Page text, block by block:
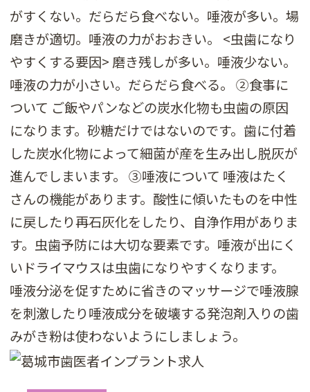
がすくない。だらだら食べない。唾液が多い。場
磨きが適切。唾液の力がおおきい。 <虫歯になり
やすくする要因> 磨き残しが多い。唾液少ない。
唾液の力が小さい。だらだら食べる。 ②食事に
ついて ご飯やパンなどの炭水化物も虫歯の原因
になります。砂糖だけではないのです。歯に付着
した炭水化物によって細菌が産を生み出し脱灰が
進んでしまいます。 ③唾液について 唾液はたく
さんの機能があります。酸性に傾いたものを中性
に戻したり再石灰化をしたり、自浄作用がありま
す。虫歯予防には大切な要素です。唾液が出にく
いドライマウスは虫歯になりやすくなります。
唾液分泌を促すために省きのマッサージで唾液腺
を刺激したり唾液成分を破壊する発泡剤入りの歯
みがき粉は使わないようにしましょう。